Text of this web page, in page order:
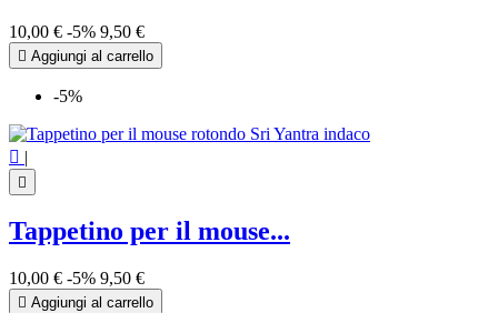
10,00 € -5% 9,50 €
 Aggiungi al carrello
-5%
 |

Tappetino per il mouse...
10,00 € -5% 9,50 €
 Aggiungi al carrello